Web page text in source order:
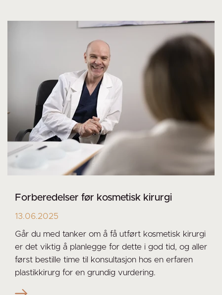
Forberedelser før kosmetisk kirurgi
13.06.2025
Går du med tanker om å få utført kosmetisk kirurgi
er det viktig å planlegge for dette i god tid, og aller
først bestille time til konsultasjon hos en erfaren
plastikkirurg for en grundig vurdering.